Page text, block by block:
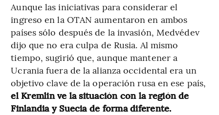
Aunque las iniciativas para considerar el
ingreso en la OTAN aumentaron en ambos
países sólo después de la invasión, Medvédev
dijo que no era culpa de Rusia. Al mismo
tiempo, sugirió que, aunque mantener a
Ucrania fuera de la alianza occidental era un
objetivo clave de la operación rusa en ese país,
el Kremlin ve la situación con la región de
Finlandia y Suecia de forma diferente.